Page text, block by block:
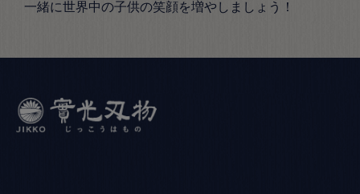
一緒に世界中の子供の笑顔を増やしましょう！